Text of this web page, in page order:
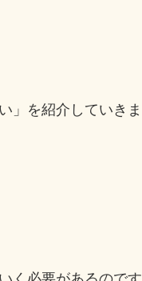
」を紹介していきま